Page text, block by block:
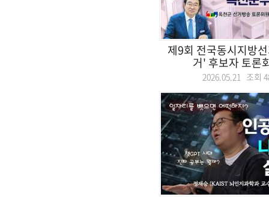
제9회 전국동시지방
거' 후보자 토론
2026.05.21 조회